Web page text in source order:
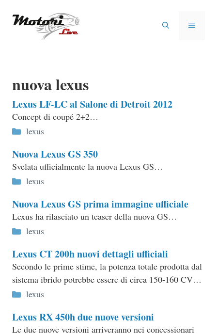
MENU
nuova lexus
Lexus LF-LC al Salone di Detroit 2012
Concept di coupé 2+2…
Categorie
lexus
Nuova Lexus GS 350
Svelata ufficialmente la nuova Lexus GS…
Categorie
lexus
Nuova Lexus GS prima immagine ufficiale
Lexus ha rilasciato un teaser della nuova GS…
Categorie
lexus
Lexus CT 200h nuovi dettagli ufficiali
Secondo le prime stime, la potenza totale prodotta dal
sistema ibrido potrebbe essere di circa 150-160 CV…
Categorie
lexus
Lexus RX 450h due nuove versioni
Le due nuove versioni arriveranno nei concessionari